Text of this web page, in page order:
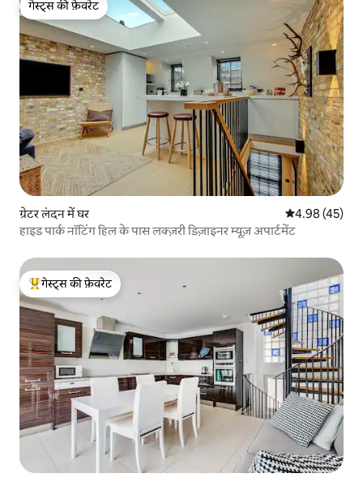
गेस्ट्स की फ़ेवरेट
गेस्ट्स की फ़ेवरेट
ग्रेटर लंदन में घर औसत रेटिंग 5 में
4.98 (45)
हाइड पार्क नॉटिंग हिल के पास लक्ज़री डिज़ाइनर म्यूज़ अपार्टमेंट
गेस्ट्स का टॉप फ़ेवरेट
गेस्ट्स की फ़ेवरेट